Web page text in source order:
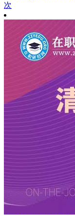
次